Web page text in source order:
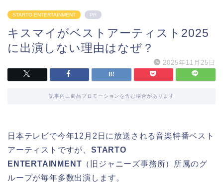
STARTO ENTERTAINMENT PR
キスマイがベストアーティスト2025
に出演しない理由はなぜ？
2025年11月25日
記事内に商品プロモーションを含む場合があります
日本テレビで今年12月2日に放送される音楽特番ベスト
アーティストですが、STARTO
ENTERTAINMENT （旧ジャニーズ事務所）所属のグ
ループが毎年多数出演します。